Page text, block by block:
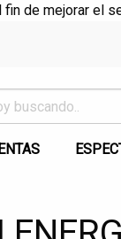
de mejorar el